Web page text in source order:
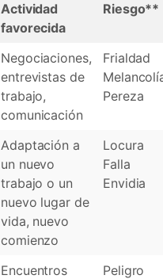
Actividad
favorecida
Riesgo**
Negociaciones,
entrevistas de
trabajo,
comunicación
Frialdad
Pereza
Adaptación a
un nuevo
trabajo o un
nuevo lugar de
vida, nuevo
comienzo
Locura
Falla
Envidia
Encuentros
Peligro